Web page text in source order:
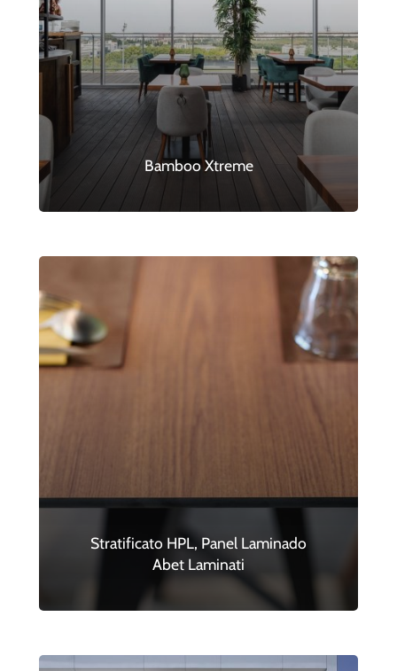
Bamboo Xtreme
Stratificato HPL, Panel Laminado
Abet Laminati